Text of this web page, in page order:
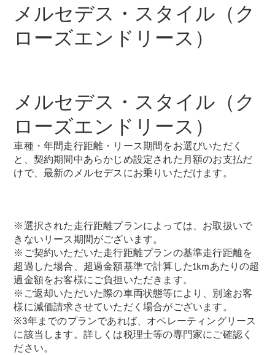
オンライン
ショールー
ム
SUV
All SUV
EQA
電気
EQE
SUV
電気
Maybach
EQS SUV
電気
GLA
GLB
GLC
GLC Coupé
GLE
GLE Coupé
GLS
Mercedes-
メルセデス・スタイル（ク
ローズエンドリース）
メルセデス・スタイル（ク
ローズエンドリース）
車種・年間走行距離・リース期間をお選びいただく
と、契約期間中あらかじめ設定された月額のお支払だ
けで、最新のメルセデスにお乗りいただけます。
※選択された走行距離プランによっては、お取扱いで
きないリース期間がございます。
※ご契約いただいた走行距離プランの基準走行距離を
超過した場合、超過金額基準で計算した1kmあたりの超
過金額をお客様にご負担いただきます。
※ご返却いただいた際の車両状態等により、別途お客
様に減価請求させていただく場合がございます。
※3年までのプランであれば、オペレーティングリース
に該当します。詳しくは税理士等の専門家にご確認く
ださい。